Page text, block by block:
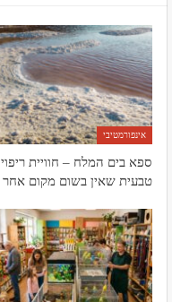
אינפורמטיבי
ספא בים המלח – חוויית ריפוי
טבעית שאין בשום מקום אחר